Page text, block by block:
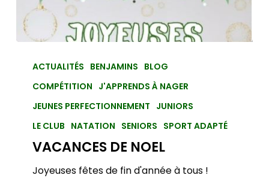
ACTUALITÉS BENJAMINS BLOG
COMPÉTITION J'APPRENDS À NAGER
JEUNES PERFECTIONNEMENT JUNIORS
LE CLUB NATATION SENIORS SPORT ADAPTÉ
VACANCES DE NOEL
Joyeuses fêtes de fin d'année à tous !